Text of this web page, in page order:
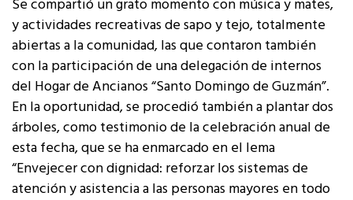
Se compartió un grato momento con música y mates,
y actividades recreativas de sapo y tejo, totalmente
abiertas a la comunidad, las que contaron también
con la participación de una delegación de internos
del Hogar de Ancianos “Santo Domingo de Guzmán”.
En la oportunidad, se procedió también a plantar dos
árboles, como testimonio de la celebración anual de
esta fecha, que se ha enmarcado en el lema
“Envejecer con dignidad: reforzar los sistemas de
atención y asistencia a las personas mayores en todo